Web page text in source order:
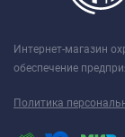
Интернет-магазин
обеспечение
Политика